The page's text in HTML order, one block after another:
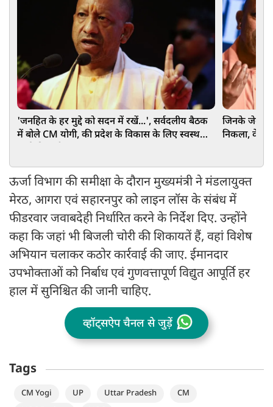
'जनहित के हर मुद्दे को सदन में रखें...', सर्वदलीय बैठक
में बोले CM योगी, की प्रदेश के विकास के लिए स्वस्थ
जिनके जेब से
निकला, वे
ऊर्जा विभाग की समीक्षा के दौरान मुख्यमंत्री ने मंडलायुक्त
मेरठ, आगरा एवं सहारनपुर को लाइन लॉस के संबंध में
फीडरवार जवाबदेही निर्धारित करने के निर्देश दिए. उन्होंने
कहा कि जहां भी बिजली चोरी की शिकायतें हैं, वहां विशेष
अभियान चलाकर कठोर कार्रवाई की जाए. ईमानदार
उपभोक्ताओं को निर्बाध एवं गुणवत्तापूर्ण विद्युत आपूर्ति हर
हाल में सुनिश्चित की जानी चाहिए.
व्हॉट्सऐप चैनल से जुड़ें
Tags
CM Yogi UP Uttar Pradesh
CM